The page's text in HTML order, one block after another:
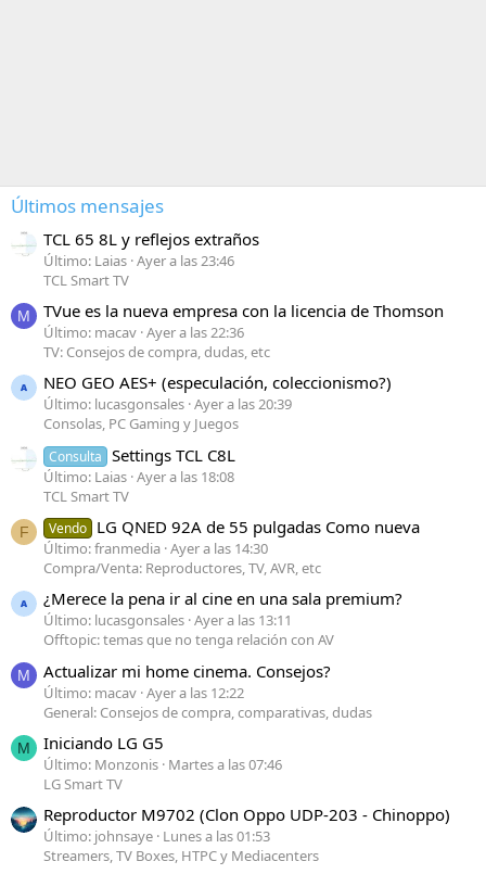
Últimos mensajes
TCL 65 8L y reflejos extraños
Último: Laias Ayer a las 23:46
TCL Smart TV
M TVue es la nueva empresa con la licencia de Thomson
Último: macav Ayer a las 22:36
TV: Consejos de compra, dudas, etc
NEO GEO AES+ (especulación, coleccionismo?)
Último: lucasgonsales Ayer a las 20:39
Consolas, PC Gaming y Juegos
Consulta Settings TCL C8L
Último: Laias Ayer a las 18:08
TCL Smart TV
F Vendo LG QNED 92A de 55 pulgadas Como nueva
Último: franmedia Ayer a las 14:30
Compra/Venta: Reproductores, TV, AVR, etc
¿Merece la pena ir al cine en una sala premium?
Último: lucasgonsales Ayer a las 13:11
Offtopic: temas que no tenga relación con AV
M Actualizar mi home cinema. Consejos?
Último: macav Ayer a las 12:22
General: Consejos de compra, comparativas, dudas
M Iniciando LG G5
Último: Monzonis Martes a las 07:46
LG Smart TV
Reproductor M9702 (Clon Oppo UDP-203 - Chinoppo)
Último: johnsaye Lunes a las 01:53
Streamers, TV Boxes, HTPC y Mediacenters